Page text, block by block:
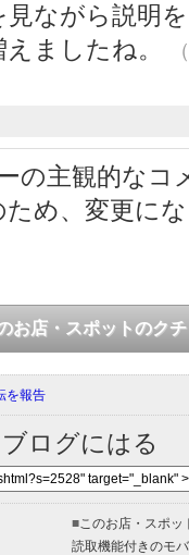
ながら説明
ましたね。
の主観的なコ
め、変更に
お店・スポットのク
を報告
ログにはる
■このお店・スポッ
読取機能付きのモ